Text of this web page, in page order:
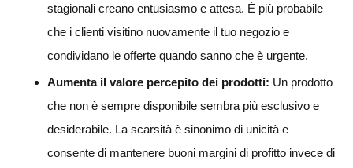
stagionali creano entusiasmo e attesa. È più probabile
che i clienti visitino nuovamente il tuo negozio e
condividano le offerte quando sanno che è urgente.
Aumenta il valore percepito dei prodotti: Un prodotto
che non è sempre disponibile sembra più esclusivo e
desiderabile. La scarsità è sinonimo di unicità e
consente di mantenere buoni margini di profitto invece di